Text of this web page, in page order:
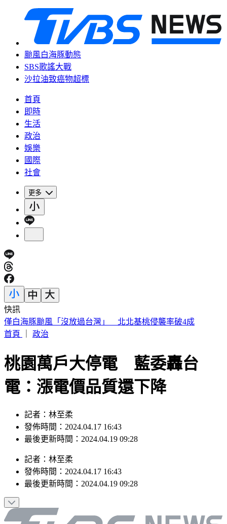
颱風白海豚動態
SBS歌謠大戰
沙拉油致癌物超標
首頁
即時
生活
政治
娛樂
國際
社會
更多
快訊
陳佩琪曝柯文哲生日心聲 監控腳環換手環沒不同：羞辱性更
強
桃園萬戶大停電 藍委轟台
電：漲電價品質還下降
記者：林至柔
發佈時間：2024.04.17 16:43
記者：林至柔
發佈時間：2024.04.17 16:43